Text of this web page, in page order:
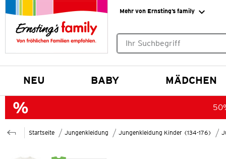
Mehr von Ernsting’s family
NEU BABY MÄDCHEN
Startseite Jungenkleidung Jungenkleidung Kinder (134-176)